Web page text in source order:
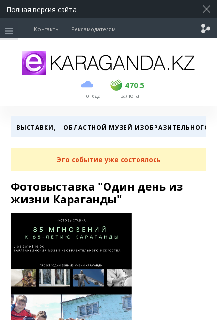
Полная версия сайта
Контакты Рекламодателям
погода
470.5
покупка продажа
USD 468.5 470.5
EUR валюта
ВЫСТАВКИ, ОБЛАСТНОЙ МУЗЕЙ ИЗОБРАЗИТЕЛЬНОГО
Это событие уже состоялось
Фотовыставка "Один день из
жизни Караганды"